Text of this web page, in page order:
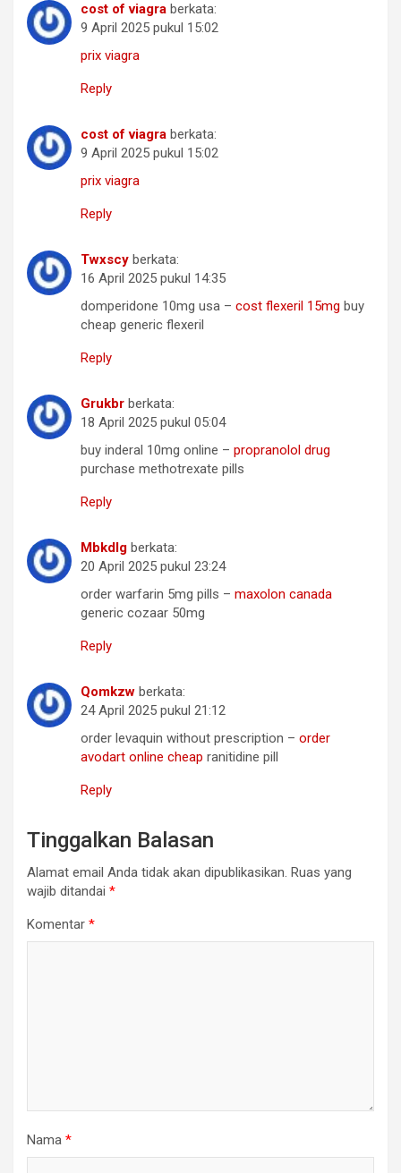
cost of viagra berkata:
9 April 2025 pukul 15:02
prix viagra
Reply
cost of viagra berkata:
9 April 2025 pukul 15:02
prix viagra
Reply
Twxscy berkata:
16 April 2025 pukul 14:35
domperidone 10mg usa – cost flexeril 15mg buy
cheap generic flexeril
Reply
Grukbr berkata:
18 April 2025 pukul 05:04
buy inderal 10mg online – propranolol drug
purchase methotrexate pills
Reply
Mbkdlg berkata:
20 April 2025 pukul 23:24
order warfarin 5mg pills – maxolon canada
generic cozaar 50mg
Reply
Qomkzw berkata:
24 April 2025 pukul 21:12
order levaquin without prescription – order
avodart online cheap ranitidine pill
Reply
Tinggalkan Balasan
Alamat email Anda tidak akan dipublikasikan. Ruas yang
wajib ditandai *
Komentar *
Nama *